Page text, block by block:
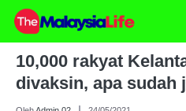
Skip
content
10,000 rakyat
divaksin, apa sudah